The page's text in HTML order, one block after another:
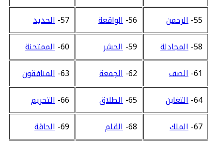
55- الرحمن 56- الواقعة 57- الحديد
58- المجادلة 59- الحشر 60- الممتحنة
61- الصف 62- الجمعة 63- المنافقون
64- التغابن 65- الطلاق 66- التحريم
67- الملك 68- القلم 69- الحاقة